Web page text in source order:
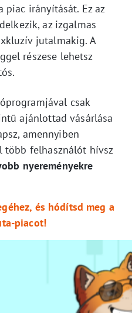
piac irányítását. Ez az
az izgalmas
jutalmakig. A
részese lehetsz
csak
ajánlottad vásárlása
amennyiben
több felhasználót hívsz
nyereményekre
és hódítsd meg a
piacot!